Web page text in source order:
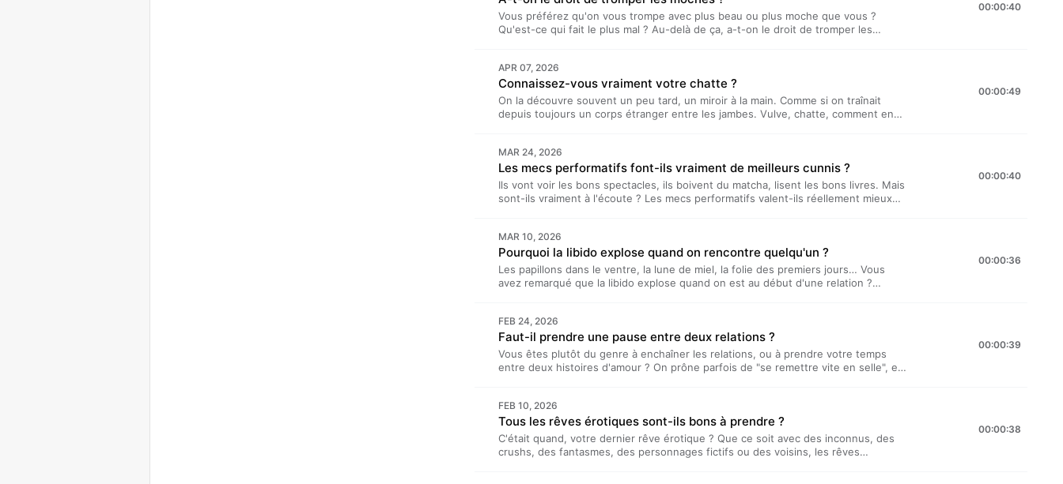
Benjamin Saeptem Hours. Hébergé par Acast. Visitez acast.com/privacy pour plus
d'informations.
Vous préférez qu'on vous trompe avec plus beau ou plus moche que vous ?
Qu'est-ce qui fait le plus mal ? Au-delà de ça, a-t-on le droit de tromper les
Laetitia Reboulleau.“Laetitia et Lucile présentent…” est un podcast bi-mensuel
produit par TDA Prod. Il est présenté par Lucile Bellan et Laetitia Reboulleau, et
réalisé par Benjamin Saeptem Hours. Hébergé par Acast. Visitez acast.com/privacy
pour plus d'informations.
00:00:40
APR 07, 2026
Connaissez-vous vraiment votre chatte ?
On la découvre souvent un peu tard, un miroir à la main. Comme si on traînait
depuis toujours un corps étranger entre les jambes. Vulve, chatte, comment en
et Lucile présentent…” est un podcast bi-mensuel produit par TDA Prod. Il est
présenté par Lucile Bellan et Laetitia Reboulleau, et réalisé par Benjamin Saeptem
Hours. Hébergé par Acast. Visitez acast.com/privacy pour plus d'informations.
00:00:49
MAR 24, 2026
Les mecs performatifs font-ils vraiment de meilleurs cunnis ?
Ils vont voir les bons spectacles, ils boivent du matcha, lisent les bons livres. Mais
sont-ils vraiment à l'écoute ? Les mecs performatifs valent-ils réellement mieux
cruellement.“Laetitia et Lucile présentent…” est un podcast bi-mensuel produit par
TDA Prod. Il est présenté par Lucile Bellan et Laetitia Reboulleau, et réalisé par
Benjamin Saeptem Hours. Hébergé par Acast. Visitez acast.com/privacy pour plus
d'informations.
00:00:40
MAR 10, 2026
Pourquoi la libido explose quand on rencontre quelqu'un ?
Les papillons dans le ventre, la lune de miel, la folie des premiers jours… Vous
avez remarqué que la libido explose quand on est au début d'une relation ?
Lucile présentent…” est un podcast bi-mensuel produit par TDA Prod. Il est
présenté par Lucile Bellan et Laetitia Reboulleau, et réalisé par Benjamin Saeptem
Hours. Hébergé par Acast. Visitez acast.com/privacy pour plus d'informations.
00:00:36
FEB 24, 2026
Faut-il prendre une pause entre deux relations ?
Vous êtes plutôt du genre à enchaîner les relations, ou à prendre votre temps
entre deux histoires d'amour ? On prône parfois de "se remettre vite en selle", et
retrouver, et les bienfaits d'une pause entre deux relations. “Laetitia et Lucile
présentent…” est un podcast bi-mensuel produit par TDA Prod. Il est présenté par
Lucile Bellan et Laetitia Reboulleau, et réalisé par Benjamin Saeptem Hours.
Hébergé par Acast. Visitez acast.com/privacy pour plus d'informations.
00:00:39
FEB 10, 2026
Tous les rêves érotiques sont-ils bons à prendre ?
C'était quand, votre dernier rêve érotique ? Que ce soit avec des inconnus, des
crushs, des fantasmes, des personnages fictifs ou des voisins, les rêves
00:00:38